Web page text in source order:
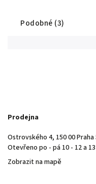
Podobné (3)
Prodejna
Ostrovského 4, 150 00 Praha
Otevřeno po - pá 10 - 12 a
Zobrazit na mapě